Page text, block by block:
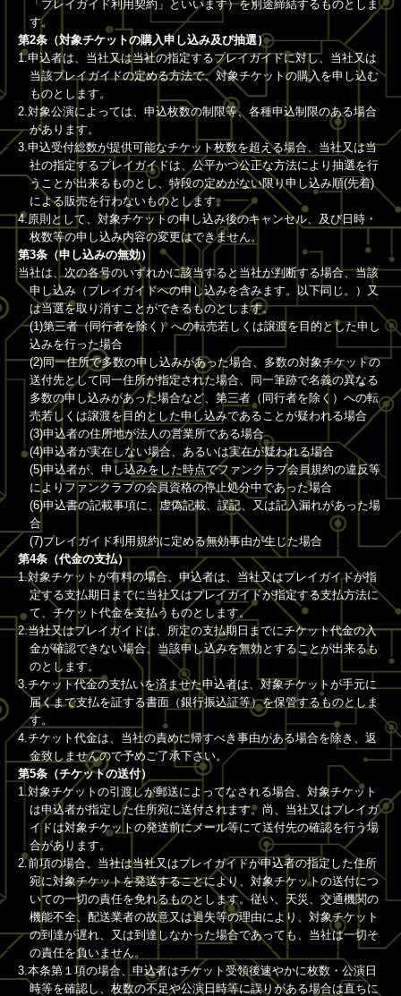
「プレイガイド利用契約」といいます）を別途締結するものとしま
す。
第2条（対象チケットの購入申し込み及び抽選）
1.申込者は、当社又は当社の指定するプレイガイドに対し、当社又は
当該プレイガイドの定める方法で、対象チケットの購入を申し込む
ものとします。
2.対象公演によっては、申込枚数の制限等、各種申込制限のある場合
があります。
3.申込受付総数が提供可能なチケット枚数を超える場合、当社又は当
社の指定するプレイガイドは、公平かつ公正な方法により抽選を行
うことが出来るものとし、特段の定めがない限り申し込み順(先着)
による販売を行わないものとします。
4.原則として、対象チケットの申し込み後のキャンセル、及び日時・
枚数等の申し込み内容の変更はできません。
第3条（申し込みの無効）
当社は、次の各号のいずれかに該当すると当社が判断する場合、当該
申し込み（プレイガイドへの申し込みを含みます。以下同じ。）又
は当選を取り消すことができるものとします。
(1)第三者（同行者を除く）への転売若しくは譲渡を目的とした申し
込みを行った場合
(2)同一住所で多数の申し込みがあった場合、多数の対象チケットの
送付先として同一住所が指定された場合、同一筆跡で名義の異なる
多数の申し込みがあった場合など、第三者（同行者を除く）への転
売若しくは譲渡を目的とした申し込みであることが疑われる場合
(3)申込者の住所地が法人の営業所である場合
(4)申込者が実在しない場合、あるいは実在が疑われる場合
(5)申込者が、申し込みをした時点でファンクラブ会員規約の違反等
によりファンクラブの会員資格の停止処分中であった場合
(6)申込書の記載事項に、虚偽記載、誤記、又は記入漏れがあった場
合
(7)プレイガイド利用規約に定める無効事由が生じた場合
第4条（代金の支払）
1.対象チケットが有料の場合、申込者は、当社又はプレイガイドが指
定する支払期日までに当社又はプレイガイドが指定する支払方法に
て、チケット代金を支払うものとします。
2.当社又はプレイガイドは、所定の支払期日までにチケット代金の入
金が確認できない場合、当該申し込みを無効とすることが出来るも
のとします。
3.チケット代金の支払いを済ませた申込者は、対象チケットが手元に
届くまで支払を証する書面（銀行振込証等）を保管するものとしま
す。
4.チケット代金は、当社の責めに帰すべき事由がある場合を除き、返
金致しませんので予めご了承下さい。
第5条（チケットの送付）
1.対象チケットの引渡しが郵送によってなされる場合、対象チケット
は申込者が指定した住所宛に送付されます。尚、当社又はプレイガ
イドは対象チケットの発送前にメール等にて送付先の確認を行う場
合があります。
2.前項の場合、当社は当社又はプレイガイドが申込者の指定した住所
宛に対象チケットを発送することにより、対象チケットの送付につ
いての一切の責任を免れるものとします。従い、天災、交通機関の
機能不全、配送業者の故意又は過失等の理由により、対象チケット
の到達が遅れ、又は到達しなかった場合であっても、当社は一切そ
の責任を負いません。
3.本条第１項の場合、申込者はチケット受領後速やかに枚数・公演日
時等を確認し、枚数の不足や公演日時等に誤りがある場合は直ちに